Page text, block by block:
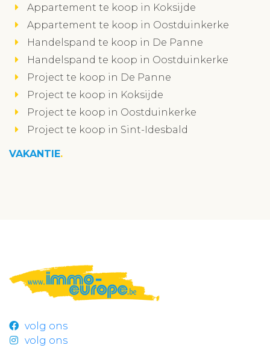
Appartement te koop in Koksijde
Appartement te koop in Oostduinkerke
Handelspand te koop in De Panne
Handelspand te koop in Oostduinkerke
Project te koop in De Panne
Project te koop in Koksijde
Project te koop in Oostduinkerke
Project te koop in Sint-Idesbald
VAKANTIE
volg ons
volg ons